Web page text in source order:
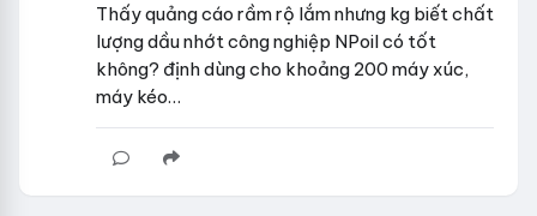
Thấy quảng cáo rầm rộ lắm nhưng kg biết chất
lượng dầu nhớt công nghiệp NPoil có tốt
không? định dùng cho khoảng 200 máy xúc,
máy kéo…